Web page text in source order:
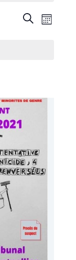
vues
Recherche
Mois